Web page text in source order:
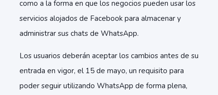
como a la forma en que los negocios pueden usar los
servicios alojados de Facebook para almacenar y
administrar sus chats de WhatsApp.
Los usuarios deberán aceptar los cambios antes de su
entrada en vigor, el 15 de mayo, un requisito para
poder seguir utilizando WhatsApp de forma plena,